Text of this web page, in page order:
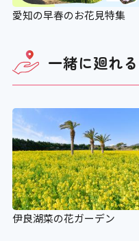
愛知の早春のお花見特集
一緒に廻れる
伊良湖菜の花ガーデン